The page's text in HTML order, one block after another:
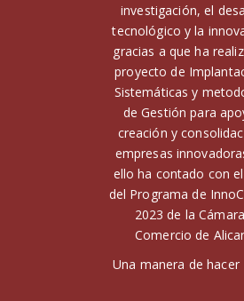
investigación, el
tecnológico y la
gracias a que ha
proyecto de
Sistemáticas y
de Gestión para
creación y
empresas
ello ha contado con
del Programa de
2023 de la
Comercio de
Una manera de hacer